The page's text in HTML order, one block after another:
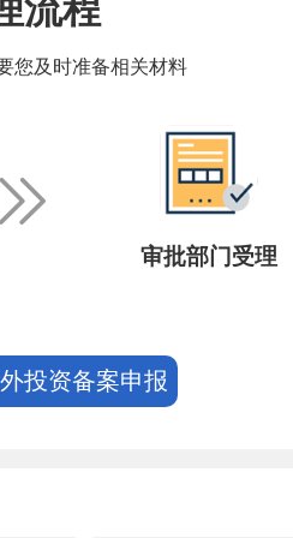
流程
您及时准备相关材料
审批部门受理
投资备案申报